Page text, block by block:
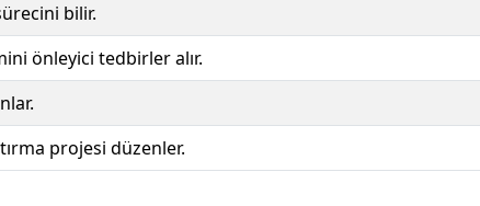
bilir.
önleyici tedbirler alır.
projesi düzenler.